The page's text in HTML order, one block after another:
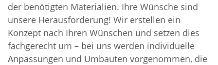
der benötigten Materialien. Ihre Wünsche sind
unsere Herausforderung! Wir erstellen ein
Konzept nach Ihren Wünschen und setzen dies
fachgerecht um – bei uns werden individuelle
Anpassungen und Umbauten vorgenommen, die